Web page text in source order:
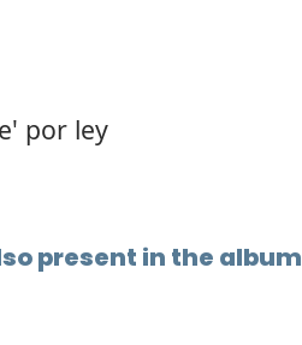
por ley
present in the album